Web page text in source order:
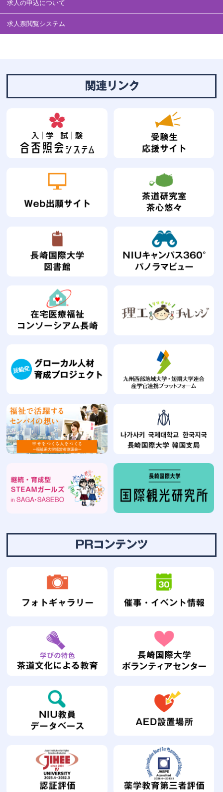
求人の申込について
求人票閲覧システム